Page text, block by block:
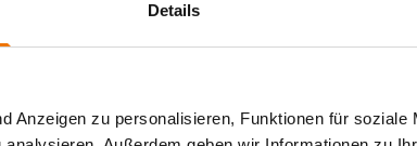
Details
Anzeigen zu personalisieren, Funktionen für soziale
auf dem Markt: